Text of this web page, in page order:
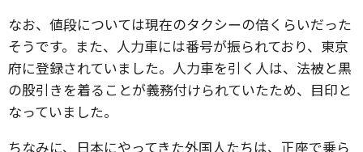
なお、値段については現在のタクシーの倍くらいだった
そうです。また、人力車には番号が振られており、東京
府に登録されていました。人力車を引く人は、法被と黒
の股引きを着ることが義務付けられていたため、目印と
なっていました。
ちなみに、日本にやってきた外国人たちは、正座で乗ら